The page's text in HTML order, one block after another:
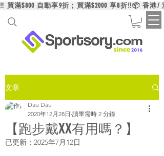
‼️ 買滿$800 自動享9折；買滿$2000 享8折‼️📦 香港
文章
【跑步戴XX有用嗎？】
Dau Dau
2020年12月28日 讀畢需時 2 分鐘
已更新： 2025年7月12日